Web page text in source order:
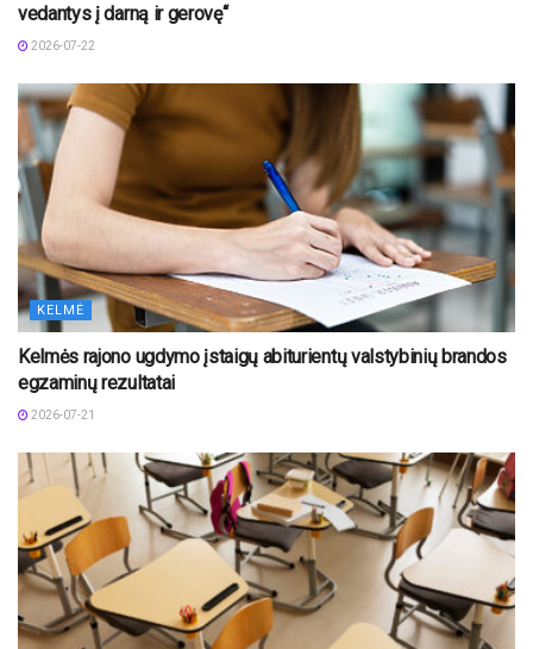
vedantys į darną ir gerovę“
2026-07-22
KELMĖ
Kelmės rajono ugdymo įstaigų abiturientų valstybinių brandos
egzaminų rezultatai
2026-07-21